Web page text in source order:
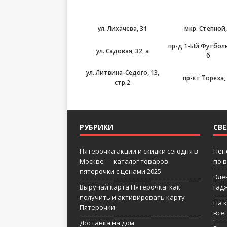
ул. Лихачева, 31 мкр.
ул. Садовая, 32, а
пр-д 1-Ый
б
ул. Литвина-Седого, 13,
стр.2
пр-кт Тореза,
РУБРИКИ
Пятерочка акции и скидки сегодня в
Москве — каталог товаров
пятерочки с ценами 2025
Выручай карта Пятерочка: как
получить и активировать карту
Пятерочки
Доставка на дом
по
На